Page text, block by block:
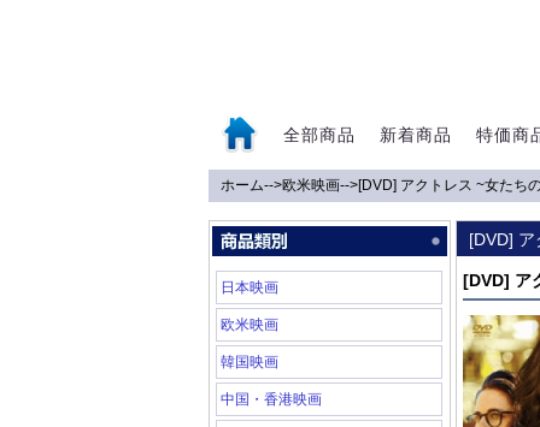
全部商品 新着商品 特価商
ホーム-->欧米映画-->[DVD] アクトレス ~女たち
日本映画
欧米映画
韓国映画
中国・香港映画
[DVD]
[DVD] ア
0